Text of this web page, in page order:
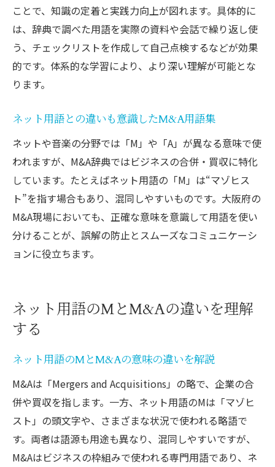
ことで、知識の定着と実践力向上が図れます。具体的に
は、辞典で調べた用語を実際の資料や会話で繰り返し使
う、チェックリストを作成して自己点検するなどが効果
的です。体系的な学習により、より深い理解が可能とな
ります。
ネット用語との違いも意識したM&A用語集
ネットや音楽の分野では「M」や「A」が異なる意味で使
われますが、M&A辞典ではビジネスの合併・買収に特化
しています。たとえばネット用語の「M」は“マゾヒス
ト”を指す場合もあり、混同しやすいものです。大阪府の
M&A現場においても、正確な意味を意識して用語を使い
分けることが、誤解の防止とスムーズなコミュニケーシ
ョンに役立ちます。
ネット用語のMとM&Aの違いを理解
する
ネット用語のMとM&Aの意味の違いを解説
M&Aは「Mergers and Acquisitions」の略で、企業の合
併や買収を指します。一方、ネット用語のMは「マゾヒ
スト」の頭文字や、さまざまな状況で使われる略語で
す。両者は語源も用途も異なり、混同しやすいですが、
M&Aはビジネスの枠組みで使われる専門用語であり、ネ